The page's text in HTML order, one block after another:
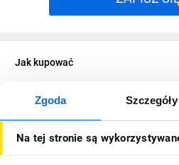
Zgoda Szczegóły
Na tej stronie są
Jak kupować
O firmie